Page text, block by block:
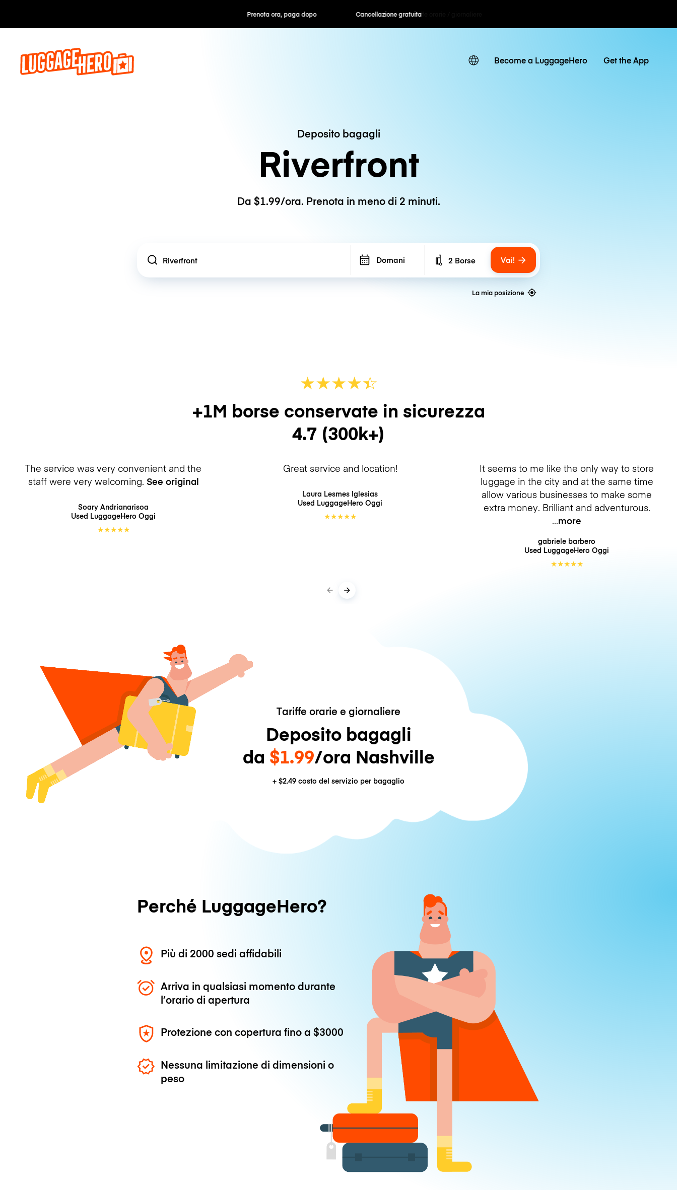
Prenota ora, paga dopo Cancellazione gratuita Tariffe orarie / giornaliere
Become a LuggageHero Get the App
Deposito bagagli
Riverfront
Da $1.99/ora. Prenota in meno di 2 minuti.
Location Domani Number of bags
2 Borse Vai!
La mia posizione
★★★★☆
★
+1M borse conservate in sicurezza
4.7 (300k+)
The service was very convenient and the
staff were very welcoming. See original
Soary Andrianarisoa
Used LuggageHero Oggi
★★★★★
Great service and location!
Laura Lesmes Iglesias
Used LuggageHero Oggi
★★★★★
It seems to me like the only way to store
luggage in the city and at the same time
allow various businesses to make some
extra money. Brilliant and adventurous.
more
gabriele barbero
Used LuggageHero Oggi
★★★★★
Tariffe orarie e giornaliere
Deposito bagagli
da $1.99/ora Nashville
+ $2.49 costo del servizio per bagaglio
Perché LuggageHero?
Più di 2000 sedi affidabili
Arriva in qualsiasi momento durante
l’orario di apertura
Protezione con copertura fino a$3000
Nessuna limitazione di dimensioni o
peso